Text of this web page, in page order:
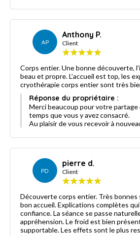
AP
Anthony P.
Client
Corps entier. Une bonne découverte,
beau et propre. L’accueil est top, les
cryothérapie corps entier sont très
Réponse du propriétaire :
Merci beaucoup pour votre partage
temps que vous y avez consacré.
Au plaisir de vous recevoir à
PD
pierre d.
Client
Découverte corps entier. Très bonnes
bon accueil. Explications complètes
confiance. La séance se passe
appréhension. Le froid est bien
supportable. Les effets sont le plus